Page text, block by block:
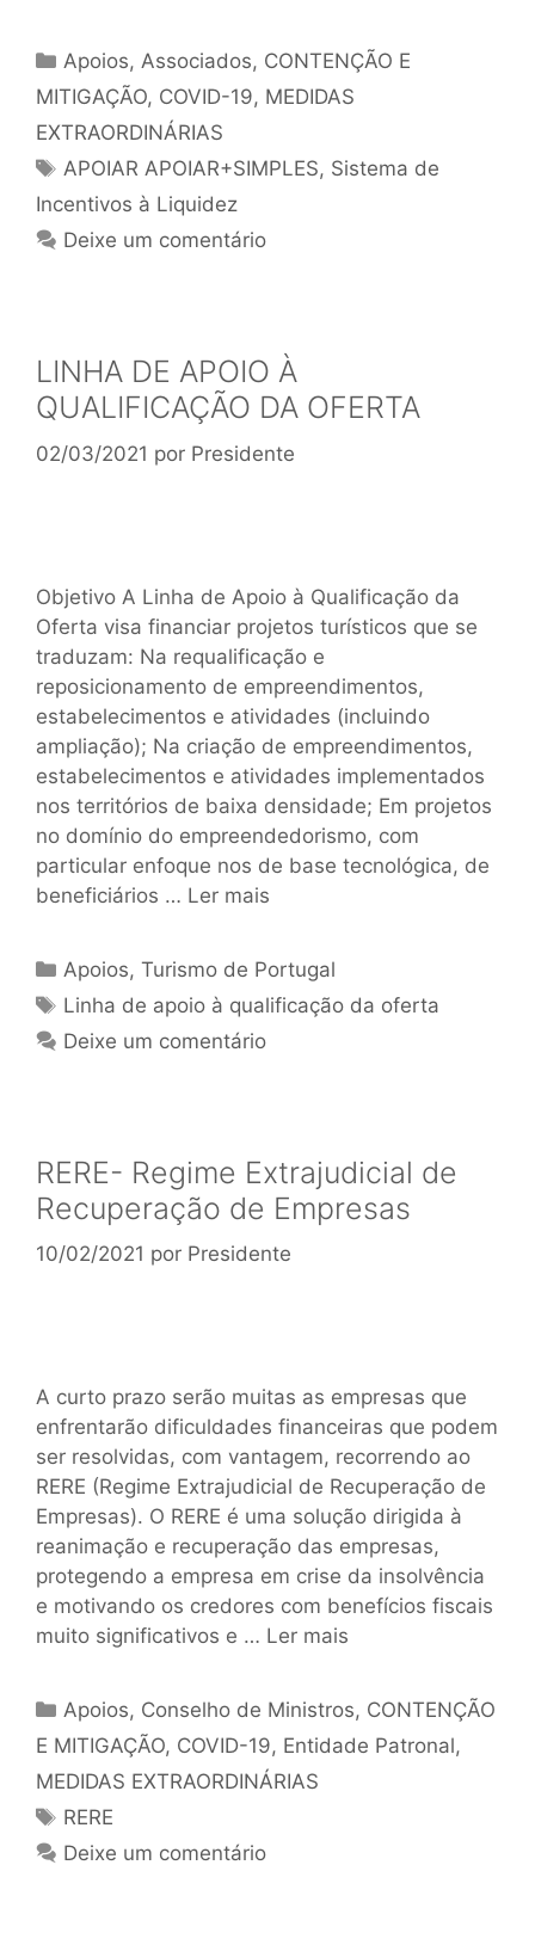
Apoios,Associados, CONTENÇÃO E
MITIGAÇÃO, COVID-19, MEDIDAS
EXTRAORDINÁRIAS
APOIAR APOIAR+SIMPLES, Sistema de
Incentivos à Liquidez
Deixe um comentário
LINHA DE APOIO À
QUALIFICAÇÃO DA OFERTA
02/03/2021 por Presidente
Objetivo A Linha de Apoio à Qualificação da
Oferta visa financiar projetos turísticos que se
traduzam: Na requalificação e
reposicionamento de empreendimentos,
estabelecimentos e atividades (incluindo
ampliação); Na criação de empreendimentos,
estabelecimentos e atividades implementados
nos territórios de baixa densidade; Em projetos
no domínio do empreendedorismo, com
particular enfoque nos de base tecnológica, de
beneficiários … Ler mais
Apoios,Turismo de Portugal
Linha de apoio à qualificação da oferta
Deixe um comentário
RERE- Regime Extrajudicial de
Recuperação de Empresas
10/02/2021 por Presidente
A curto prazo serão muitas as empresas que
enfrentarão dificuldades financeiras que podem
ser resolvidas, com vantagem, recorrendo ao
RERE (Regime Extrajudicial de Recuperação de
Empresas). O RERE é uma solução dirigida à
reanimação e recuperação das empresas,
protegendo a empresa em crise da insolvência
e motivando os credores com benefícios fiscais
muito significativos e … Ler mais
Apoios, Conselho de Ministros, CONTENÇÃO
E MITIGAÇÃO, COVID-19, Entidade Patronal,
MEDIDAS EXTRAORDINÁRIAS
RERE
Deixe um comentário